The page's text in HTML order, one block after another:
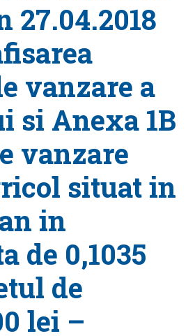
27.04.2018
vanzare a
si Anexa 1B
vanzare
situat in
in
de 0,1035
de
lei –